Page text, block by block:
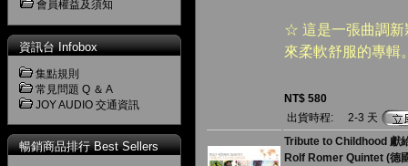
會員權益及須知
資訊台 Infobox
集點規則
常見問題 Q ＆ A
JOY AUDIO 交通資訊
暢銷商品排行 Best Sellers
☆ 這是一張曲調新
來柔軟舒服的專輯
NT$ 580
出貨時程:
2-3 天
Tribute to Childhood 獻
Rolf Romer Quintet (德